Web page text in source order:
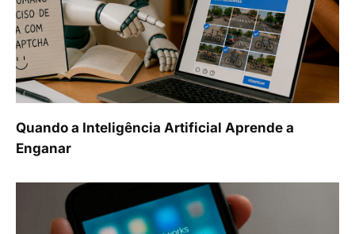
Quando a Inteligência Artificial Aprende a
Enganar